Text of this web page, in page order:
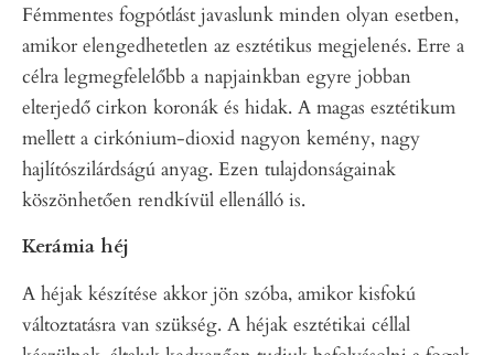
Fémmentes fogpótlást javaslunk minden olyan esetben,
amikor elengedhetetlen az esztétikus megjelenés. Erre a
célra legmegfelelőbb a napjainkban egyre jobban
elterjedő cirkon koronák és hidak. A magas esztétikum
mellett a cirkónium-dioxid nagyon kemény, nagy
hajlítószilárdságú anyag. Ezen tulajdonságainak
köszönhetően rendkívül ellenálló is.
Kerámia héj
A héjak készítése akkor jön szóba, amikor kisfokú
változtatásra van szükség. A héjak esztétikai céllal